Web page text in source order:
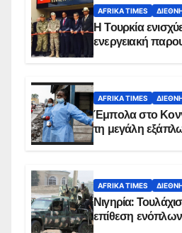
AFRIKA TIMES
Η Τουρκία
ενεργειακή
AFRIKA TIMES
Έμπολα στο
τη μεγάλη
AFRIKA TIMES
Νιγηρία:
επίθεση